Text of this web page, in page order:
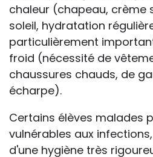
chaleur (chapeau, crème
soleil, hydratation
particulièrement
froid (nécessité de
chaussures chauds, de
écharpe).
Certains élèves malades
vulnérables aux
d'une hygiène très